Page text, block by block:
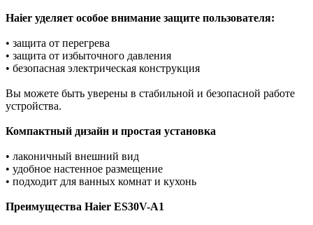
Haier уделяет особое внимание защите пользователя:
• защита от перегрева
• защита от избыточного давления
• безопасная электрическая конструкция
Вы можете быть уверены в стабильной и безопасной работе
устройства.
Компактный дизайн и простая установка
• лаконичный внешний вид
• удобное настенное размещение
• подходит для ванных комнат и кухонь
Преимущества Haier ES30V-A1